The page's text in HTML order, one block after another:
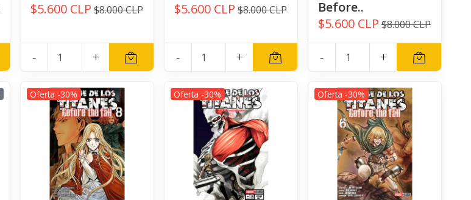
$5.600 CLP $8.000 CLP
- +
$5.600 CLP $8.000 CLP
- +
Before..
$5.600 CLP $8.000 CLP
- +
Oferta -30% Oferta -30% Oferta -30%